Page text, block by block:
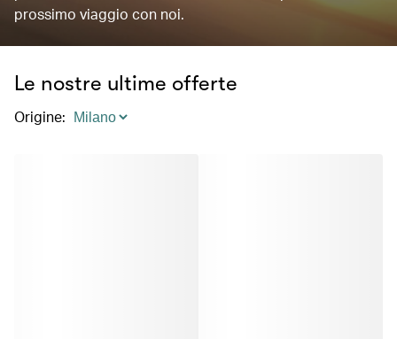
prossimo viaggio con noi.
Le nostre ultime offerte
Origine: